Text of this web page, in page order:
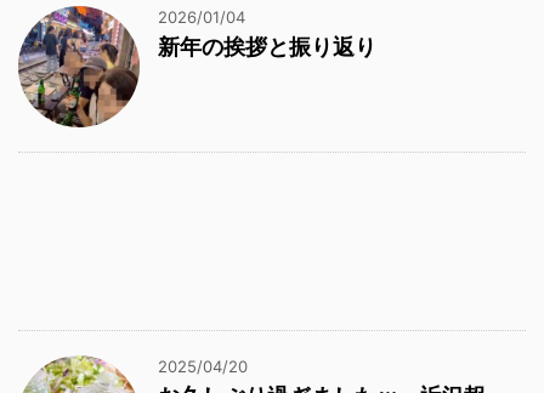
2026/01/04
新年の挨拶と振り返り
2025/04/20